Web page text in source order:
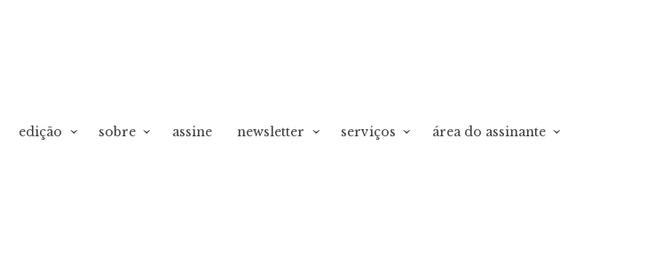
edição sobre assine newsletter serviços área do assinante